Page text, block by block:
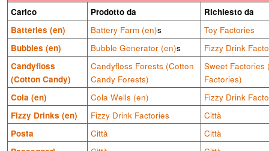
Carico
Prodotto da
Richiesto da
Batteries (en)
Battery Farm (en)s
Toy Factories
Bubbles (en)
Bubble Generator (en)s
Fizzy Drink
Candyfloss
(Cotton Candy)
Candyfloss Forests (Cotton
Candy Forests)
Sweet Factories
Factories)
Cola (en)
Cola Wells (en)
Fizzy Drink
Fizzy Drinks (en)
Fizzy Drink Factories
Città
Posta
Città
Città